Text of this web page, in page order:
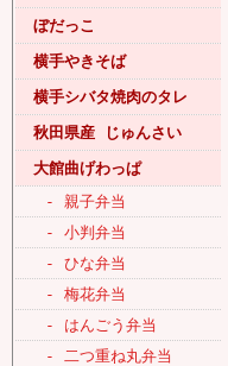
ぼだっこ
横手やきそば
横手シバタ焼肉のタレ
秋田県産 じゅんさい
大館曲げわっぱ
- 親子弁当
- 小判弁当
- ひな弁当
- 梅花弁当
- はんごう弁当
- 二つ重ね丸弁当